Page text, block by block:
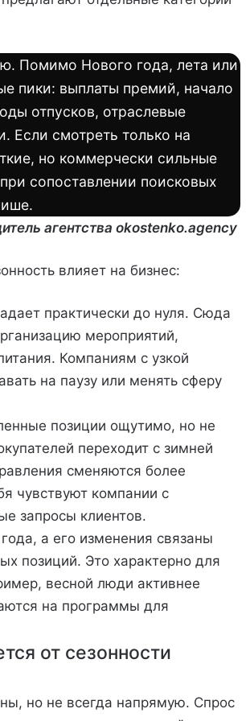
Помимо Нового года, лета или
пики: выплаты премий, начало
отпусков, отраслевые
Если смотреть только на
но коммерчески сильные
сопоставлении поисковых
агентства okostenko.agency
влияет на бизнес:
практически до нуля. Сюда
мероприятий,
Компаниям с узкой
на паузу или менять сферу
позиции ощутимо, но не
переходит с зимней
сменяются более
чувствуют компании с
запросы клиентов.
а его изменения связаны
позиций. Это характерно для
весной люди активнее
на программы для
от сезонности
но не всегда напрямую. Спрос